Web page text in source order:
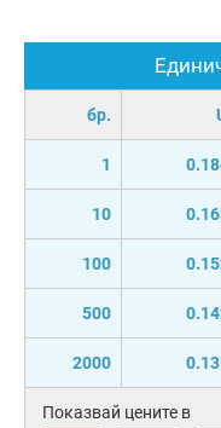
бр.
1
10
100
500
2000
Показвай цените в